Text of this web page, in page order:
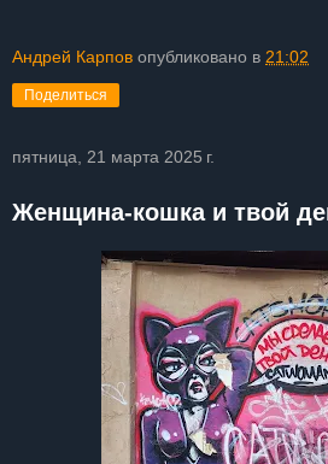
Андрей Карпов опубликовано в 21:02
Поделиться
пятница, 21 марта 2025 г.
Женщина-кошка и твой